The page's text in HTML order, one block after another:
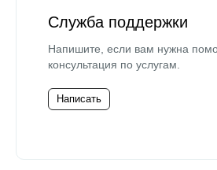
Служба поддержки
Напишите, если вам нужна
консультация по услугам.
Написать